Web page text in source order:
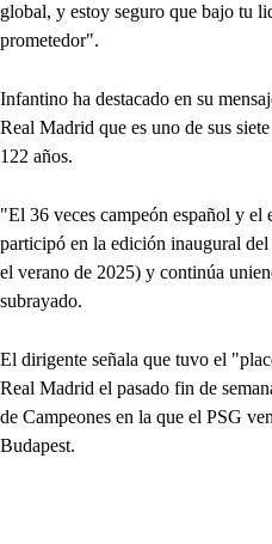
global, y estoy seguro que bajo tu
prometedor".
Infantino ha destacado en su
Real Madrid que es uno de sus
122 años.
"El 36 veces campeón español y
participó en la edición inaugural
el verano de 2025) y continúa
subrayado.
El dirigente señala que tuvo el
Real Madrid el pasado fin de
de Campeones en la que el PSG
Budapest.